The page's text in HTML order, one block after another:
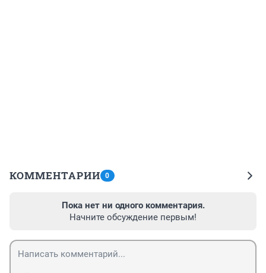
КОММЕНТАРИИ 0
Пока нет ни одного комментария.
Начните обсуждение первым!